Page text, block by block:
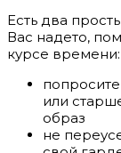
Есть два
Вас надето,
курсе времени:
или
образ
не